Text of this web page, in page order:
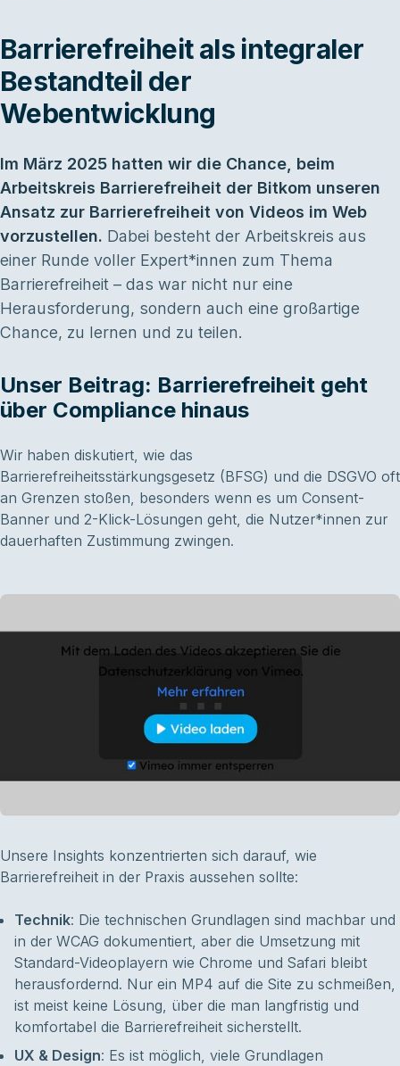
Barrierefreiheit als integraler
Bestandteil der
Webentwicklung
Im März 2025 hatten wir die Chance, beim
Arbeitskreis Barrierefreiheit der Bitkom unseren
Ansatz zur Barrierefreiheit von Videos im Web
vorzustellen. Dabei besteht der Arbeitskreis aus
einer Runde voller Expert*innen zum Thema
Barrierefreiheit – das war nicht nur eine
Herausforderung, sondern auch eine großartige
Chance, zu lernen und zu teilen.
Unser Beitrag: Barrierefreiheit geht
über Compliance hinaus
Wir haben diskutiert, wie das
Barrierefreiheitsstärkungsgesetz (BFSG) und die DSGVO oft
an Grenzen stoßen, besonders wenn es um Consent-
Banner und 2-Klick-Lösungen geht, die Nutzer*innen zur
dauerhaften Zustimmung zwingen.
Unsere Insights konzentrierten sich darauf, wie
Barrierefreiheit in der Praxis aussehen sollte:
Technik: Die technischen Grundlagen sind machbar und
in der WCAG dokumentiert, aber die Umsetzung mit
Standard-Videoplayern wie Chrome und Safari bleibt
herausfordernd. Nur ein MP4 auf die Site zu schmeißen,
ist meist keine Lösung, über die man langfristig und
komfortabel die Barrierefreiheit sicherstellt.
UX & Design: Es ist möglich, viele Grundlagen